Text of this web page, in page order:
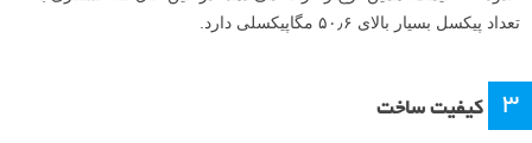
تعداد پیکسل بسیار بالای ۵۰٫۶ مگاپیکسلی دارد.
۳ کیفیت ساخت